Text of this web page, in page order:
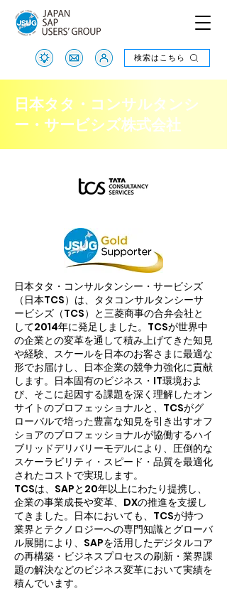
検索はこちら
検索はこちら
日本タタ・コンサルタンシ
ー・サービシズ株式会社
日本タタ・コンサルタンシー・サービシズ
（日本TCS）は、タタコンサルタンシーサ
ービシズ（TCS）と三菱商事の合弁会社と
して2014年に発足しました。TCSが世界中
の企業との変革を通して積み上げてきた知見
や経験、スケールを日本のお客さまに最適な
形でお届けし、日本企業の競争力強化に貢献
します。日本固有のビジネス・IT環境およ
び、そこに起因する課題を深く理解したオン
サイトのプロフェッショナルと、TCSがグ
ローバルで培った豊富な知見を引き出すオフ
ショアのプロフェッショナルが協働するハイ
ブリッドデリバリーモデルにより、圧倒的な
スケーラビリティ・スピード・品質を最適化
されたコストで実現します。
TCSは、SAPと20年以上にわたり提携し、
企業の事業成長や変革、DXの推進を支援し
てきました。日本においても、TCSが持つ
業界とテクノロジーへの専門知識とグローバ
ル展開により、SAPを活用したデジタルコア
の再構築・ビジネスプロセスの刷新・業界課
題の解決などのビジネス変革において実績を
積んでいます。